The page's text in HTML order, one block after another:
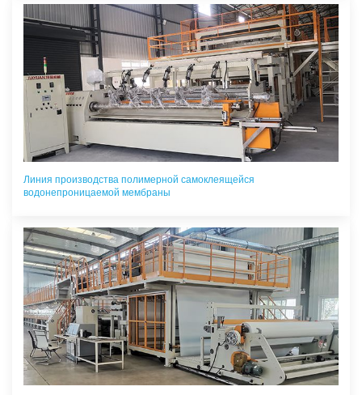
Линия производства полимерной самоклеящейся
водонепроницаемой мембраны